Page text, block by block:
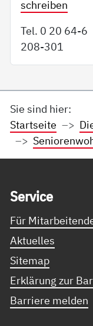
schreiben
Tel. 0 20 64-6
208-301
Sie sind hier:
Startseite
Ser­vice
Für
Aktuelles
Sitemap
Erklärung zur
Barriere melden